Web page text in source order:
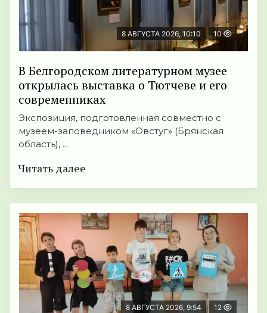
8 АВГУСТА 2026, 10:10 10
В Белгородском литературном музее
открылась выставка о Тютчеве и его
современниках
Экспозиция, подготовленная совместно с
музеем-заповедником «Овстуг» (Брянская
область), ...
Читать далее
8 АВГУСТА 2026, 9:54 12